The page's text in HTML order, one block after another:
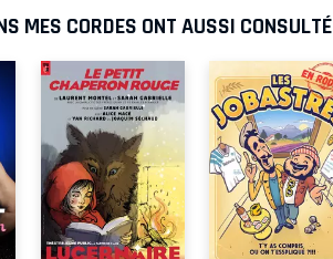
MES CORDES ONT AUSSI CONSULTÉ